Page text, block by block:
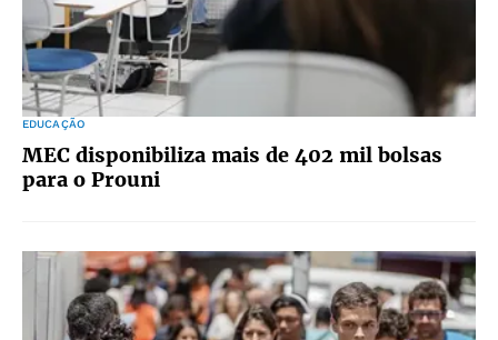
EDUCAÇÃO
MEC disponibiliza mais de 402 mil bolsas
para o Prouni